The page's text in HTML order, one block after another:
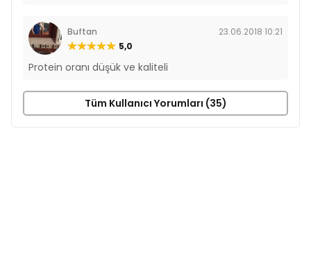
Buftan
23.06.2018 10:21
5,0
Protein oranı düşük ve kaliteli
Tüm Kullanıcı Yorumları (35)